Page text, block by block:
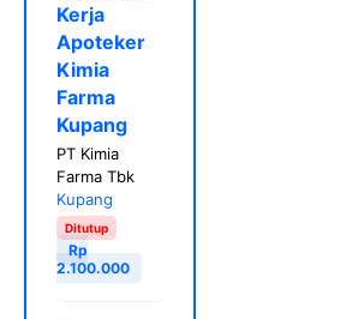
Kerja
Apoteker
Kimia
Farma
Kupang
PT Kimia
Farma Tbk
Kupang
Ditutup
Rp
2.100.000